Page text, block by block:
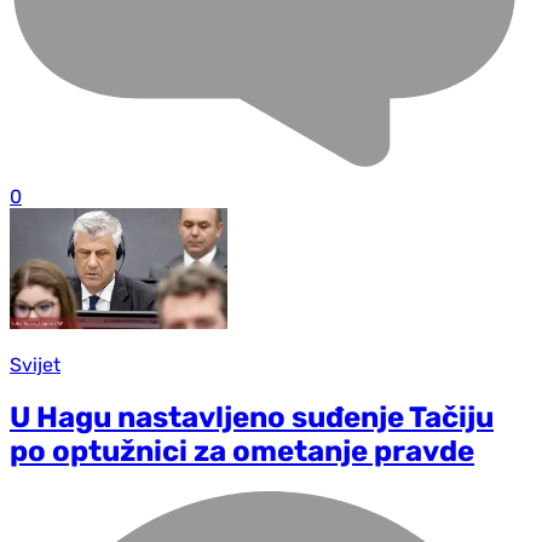
0
Svijet
U Hagu nastavljeno suđenje Tačiju
po optužnici za ometanje pravde